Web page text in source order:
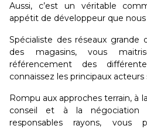
Aussi, c’est un véritable
appétit de développeur que
Spécialiste des réseaux grande
des magasins, vous
référencement des
connaissez les principaux
Rompu aux approches terrain, à
conseil et à la négociation
responsables rayons, vous